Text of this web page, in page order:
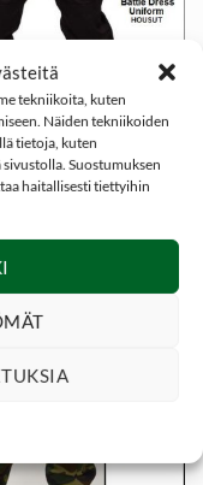
tekniikoita, kuten
Näiden tekniikoiden
tietoja, kuten
Suostumuksen
haitallisesti tiettyihin
ERÄVAATTEET JA ASUSTEET 34,60